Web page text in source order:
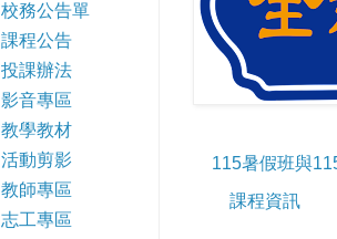
115暑假班與
課程資訊
校務公告單
課程公告
投課辦法
影音專區
教學教材
活動剪影
教師專區
志工專區